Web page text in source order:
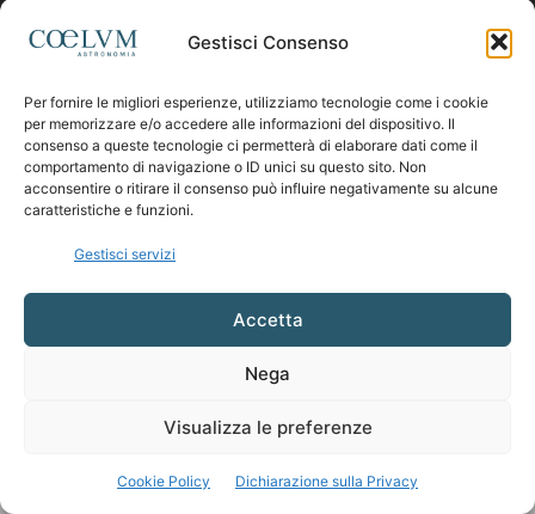
Gestisci Consenso
Per fornire le migliori esperienze, utilizziamo tecnologie come i cookie
per memorizzare e/o accedere alle informazioni del dispositivo. Il
consenso a queste tecnologie ci permetterà di elaborare dati come il
comportamento di navigazione o ID unici su questo sito. Non
acconsentire o ritirare il consenso può influire negativamente su alcune
caratteristiche e funzioni.
Gestisci servizi
Accetta
Nega
Visualizza le preferenze
Cookie Policy Dichiarazione sulla Privacy
Contattaci:coelumastro@coelum.com
SEGUICI